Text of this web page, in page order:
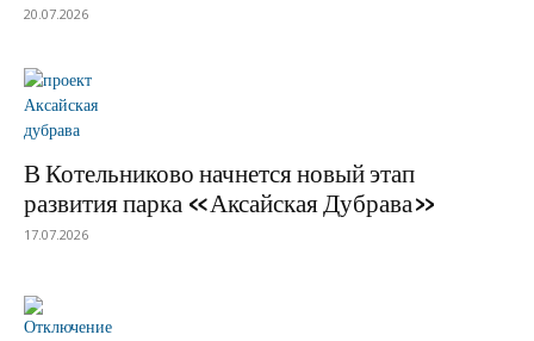
20.07.2026
В Котельниково начнется новый этап
развития парка «Аксайская Дубрава»
17.07.2026